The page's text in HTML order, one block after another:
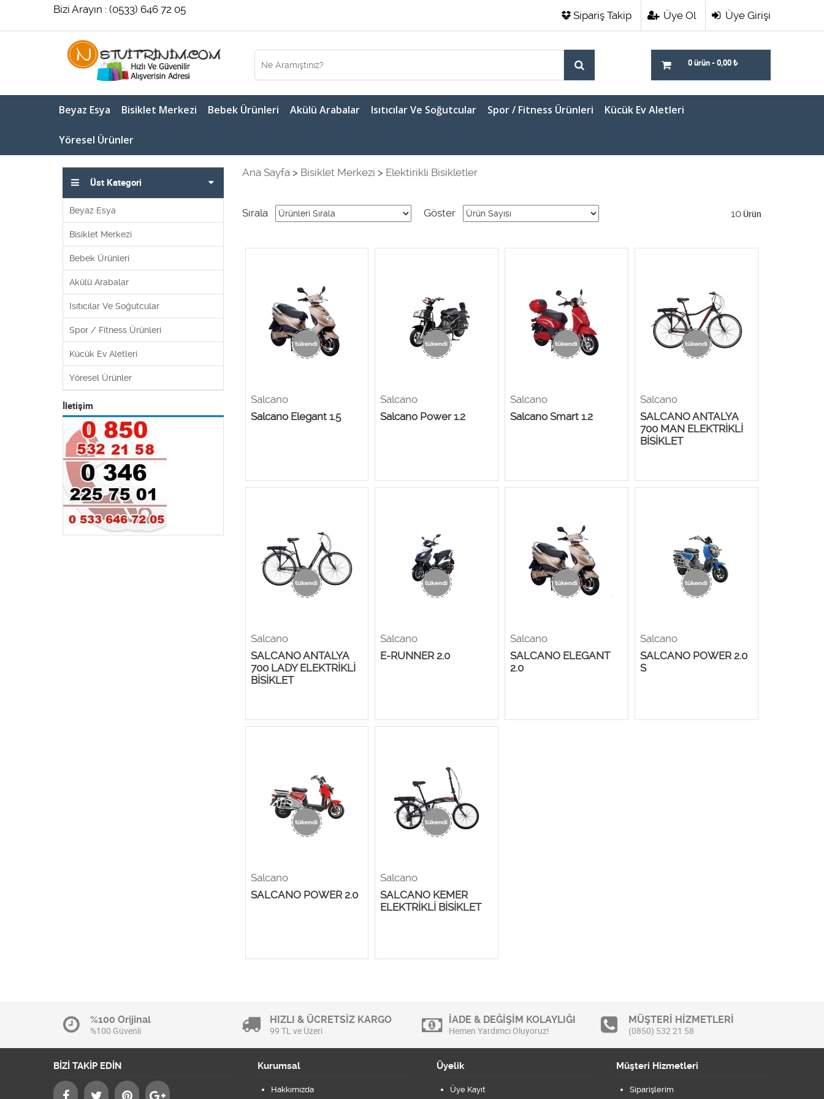
Bizi Arayın : (0533) 646 72 05 Üye Girişi
Üye Ol
Sipariş Takip
0 ürün - 0,00 ₺
Beyaz Esya Bisiklet Merkezi Bebek Ürünleri Akülü Arabalar Isıtıcılar Ve Soğutcular Spor / Fitness Ürünleri Kücük Ev Aletleri
Yöresel Ürünler
Üst Kategori
Beyaz Esya
Bisiklet Merkezi
Bebek Ürünleri
Akülü Arabalar
Isıtıcılar Ve Soğutcular
Spor / Fitness Ürünleri
Kücük Ev Aletleri
Yöresel Ürünler
İletişim
Ana Sayfa > Bisiklet Merkezi > Elektirikli Bisikletler
Sırala Göster 10Ürün
Salcano
Salcano Elegant 1.5
Salcano
Salcano Power 1.2
Salcano
Salcano Smart 1.2
Salcano
SALCANO ANTALYA
700 MAN ELEKTRİKLİ
BİSİKLET
Salcano
SALCANO ANTALYA
700 LADY ELEKTRİKLİ
BİSİKLET
Salcano
E-RUNNER 2.0
Salcano
SALCANO ELEGANT
2.0
Salcano
SALCANO POWER 2.0
S
Salcano
SALCANO POWER 2.0
Salcano
SALCANO KEMER
ELEKTRİKLİ BİSİKLET
%100 Orijinal
%100 Güvenli
HIZLI & ÜCRETSİZ KARGO
99 TL ve Üzeri
İADE & DEĞİŞİM KOLAYLIĞI
Hemen Yardımcı Oluyoruz!
MÜŞTERİ HİZMETLERİ
(0850) 532 21 58
BİZİ TAKİP EDİN Kurumsal
Hakkımızda
Üyelik
Üye Kayıt
Müşteri Hizmetleri
Siparişlerim